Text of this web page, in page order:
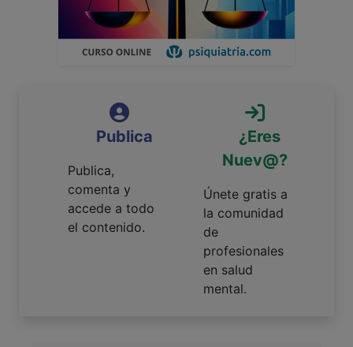
Publica
Publica,
comenta y
accede a todo
el contenido.
¿Eres
Nuev@?
Únete gratis a
la comunidad
de
profesionales
en salud
mental.